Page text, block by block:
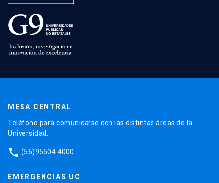
MESA CENTRAL
Teléfono para comunicarse con las distintas áreas de la
Universidad.
phone (56)95504 4000
EMERGENCIAS UC